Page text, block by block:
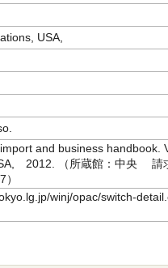
USA,
import and business
2012. （所蔵館：中央 請
winj/opac/switch-